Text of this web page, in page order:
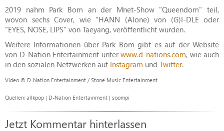
2019 nahm Park Bom an der Mnet-Show "Queendom" teil,
wovon sechs Cover, wie "HANN (Alone) von (G)I-DLE oder
"EYES, NOSE, LIPS" von Taeyang, veröffentlicht wurden.
Weitere Informationen über Park Bom gibt es auf der Website
von D-Nation Entertainment unter www.d-nations.com, wie auch
in den sozialen Netzwerken auf Instagram und Twitter.
Video © D-Nation Entertainment / Stone Music Entertainment
Quellen: allkpop | D-Nation Entertainment | soompi
Jetzt Kommentar hinterlassen